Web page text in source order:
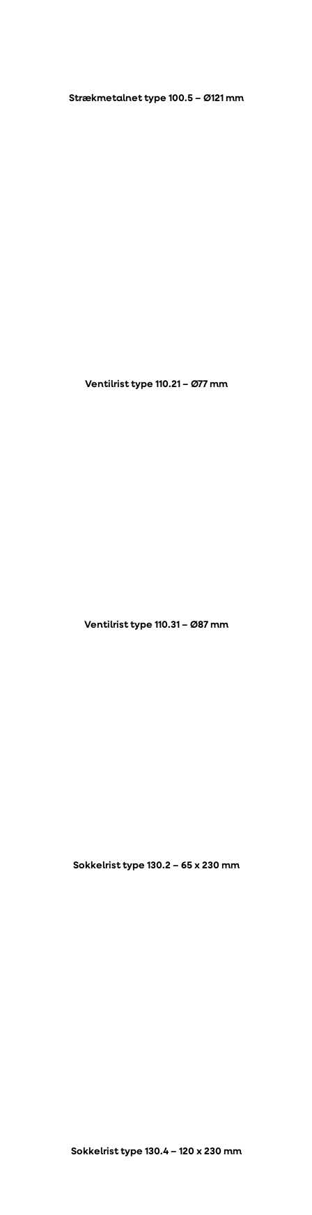
Strækmetalnet type 100.5 – Ø121 mm
Ventilrist type 110.21 – Ø77 mm
Ventilrist type 110.31 – Ø87 mm
Sokkelrist type 130.2 – 65 x 230 mm
Sokkelrist type 130.4 – 120 x 230 mm